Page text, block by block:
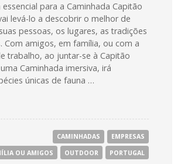
essencial para a Caminhada Capitão
levá-lo a descobrir o melhor de
pessoas, os lugares, as tradições
Com amigos, em família, ou com a
trabalho, ao juntar-se à Capitão
Caminhada imersiva, irá
únicas de fauna …
CAMINHADAS
EMPRESAS
OU AMIGOS
OUTDOOR PORTUGAL